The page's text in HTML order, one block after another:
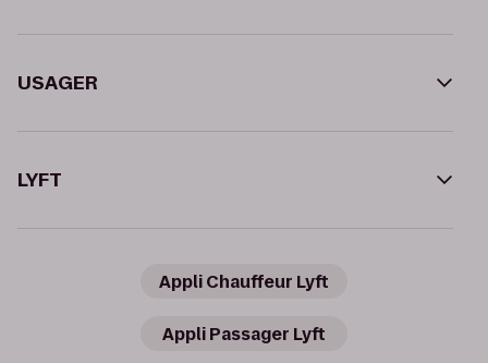
USAGER
LYFT
Appli Chauffeur Lyft
Appli Passager Lyft